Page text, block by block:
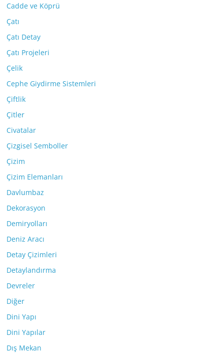
Cadde ve Köprü
Çatı
Çatı Detay
Çatı Projeleri
Çelik
Cephe Giydirme Sistemleri
Çiftlik
Çitler
Civatalar
Çizgisel Semboller
Çizim
Çizim Elemanları
Davlumbaz
Dekorasyon
Demiryolları
Deniz Aracı
Detay Çizimleri
Detaylandırma
Devreler
Diğer
Dini Yapı
Dini Yapılar
Dış Mekan